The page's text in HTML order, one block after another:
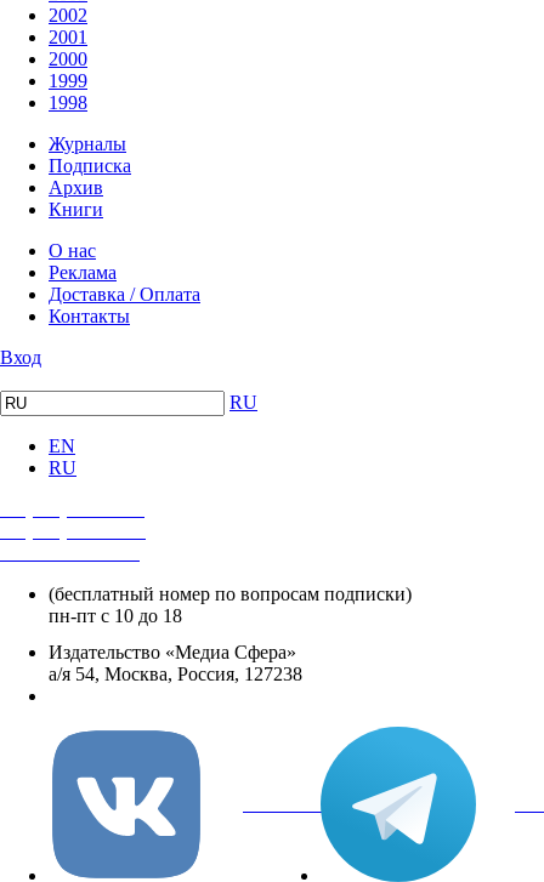
2002
2001
2000
1999
1998
Журналы
Подписка
Архив
Книги
О нас
Реклама
Доставка / Оплата
Контакты
Вход
RU
EN
RU
(бесплатный номер по вопросам подписки)
пн-пт с 10 до 18
Издательство «Медиа Сфера»
а/я 54, Москва, Россия, 127238
вКонтакте